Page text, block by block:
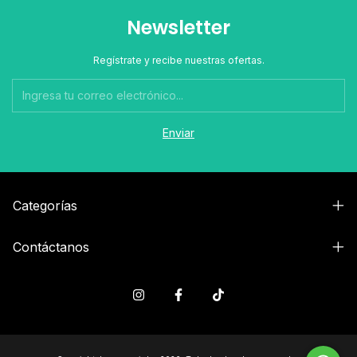
Newsletter
Regístrate y recibe nuestras ofertas.
Categorías
Contáctanos